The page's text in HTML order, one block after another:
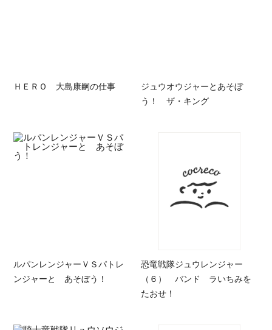
ＨＥＲＯ 大島康嗣の仕事
ジュウオウジャーとあそぼ
う！ ザ・キング
ルパンレンジャーＶＳパトレ
ンジャーと あそぼう！
恐竜戦隊ジュウレンジャー
（６） バンド ラいちみを
たおせ！